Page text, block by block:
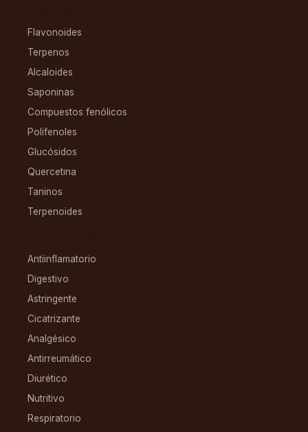
Flavonoides
Terpenos
Alcaloides
Saponinas
Compuestos fenólicos
Polifenoles
Glucósidos
Quercetina
Taninos
Terpenoides
Antiinflamatorio
Digestivo
Astringente
Cicatrizante
Analgésico
Antirreumático
Diurético
Nutritivo
Respiratorio